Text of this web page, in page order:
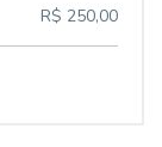
R$ 250,00